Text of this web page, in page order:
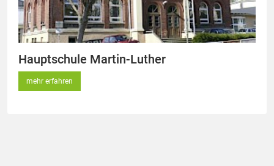
Hauptschule Martin-Luther
mehr erfahren